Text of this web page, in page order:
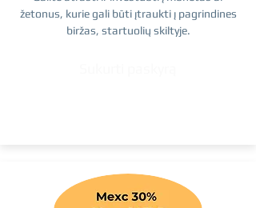
žetonus, kurie gali būti įtraukti į pagrindines
biržas, startuolių skiltyje.